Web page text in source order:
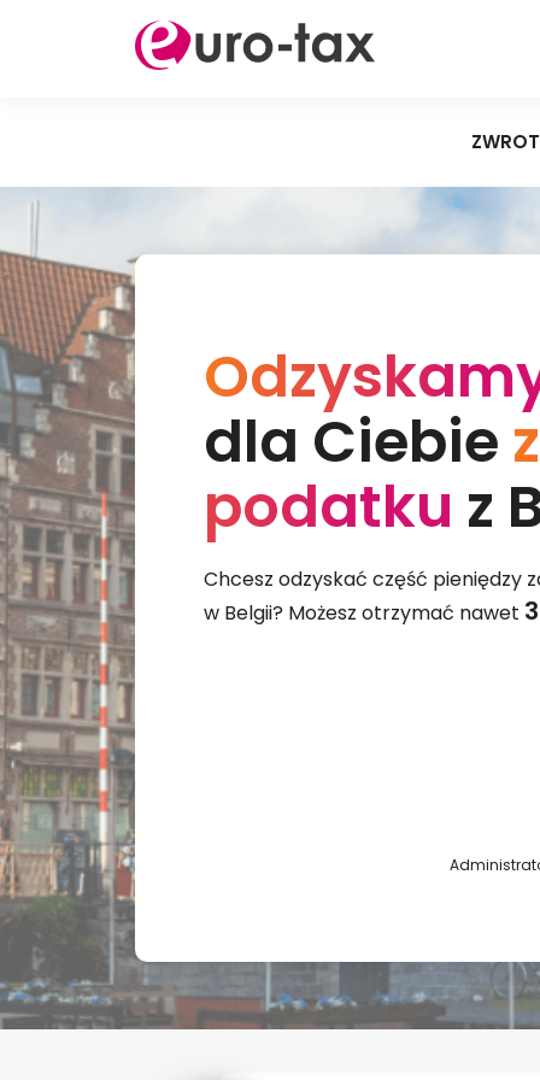
dla Ciebie
podatku z
Chcesz odzyskać część pieniędzy
w Belgii? Możesz otrzymać nawet